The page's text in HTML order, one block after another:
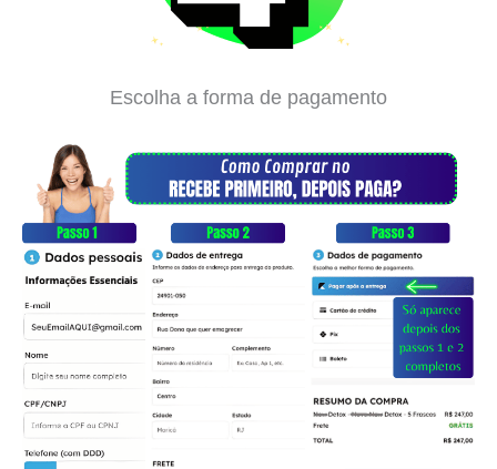
Escolha a forma de pagamento